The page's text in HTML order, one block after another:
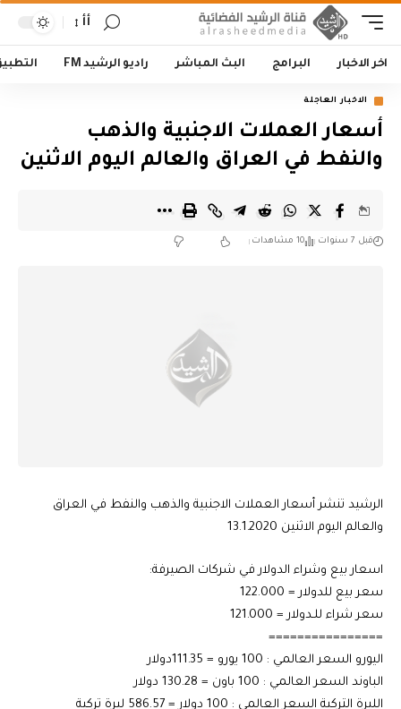
أأ
اخر الاخبار البرامج البث المباشر راديو الرشيد FM
الاخبار العاجلة
أسعار العملات الاجنبية والذهب
والنفط في العراق والعالم اليوم الاثنين
قبل 7 سنوات 10 مشاهدات
الرشيد تنشر أسعار العملات الاجنبية والذهب والنفط في العراق
والعالم اليوم الاثنين 13.1.2020
اسعار بيع وشراء الدولار في شركات الصيرفة:
سعر بيع للدولار = 122.000
سعر شراء للـدولار = 121.000
================
اليورو السعر العالمي : 100 يورو = 111.35دولار
الباوند السعر العالمي : 100 باون = 130.28 دولار
الليرة التركية السعر العالمي : 100 دولار = 586.57 ليرة تركية